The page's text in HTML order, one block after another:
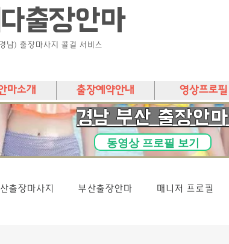
출장안마
남) 출장마사지 콜걸 서비스
마소개 출장예약안내 영상프로필
​경남 부산 출장안마
동영상 프로필 보기
출장마사지 부산출장안마 매니저 프로필